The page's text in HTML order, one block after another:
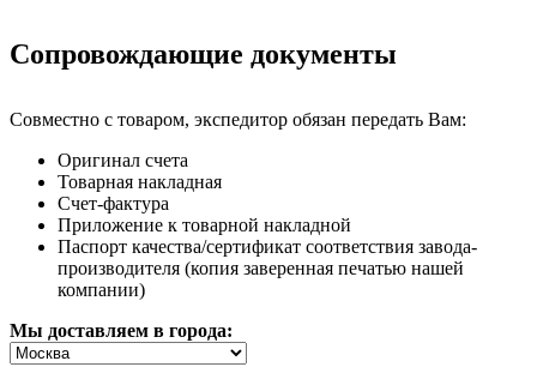
Сопровождающие документы
Совместно с товаром, экспедитор обязан передать Вам:
Оригинал счета
Товарная накладная
Счет-фактура
Приложение к товарной накладной
Паспорт качества/сертификат соответствия завода-
производителя (копия заверенная печатью нашей
компании)
Мы доставляем в города: